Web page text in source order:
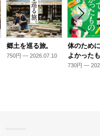
郷土を巡る旅。
750円 — 2026.07.10
体のため
よかった
730円 —